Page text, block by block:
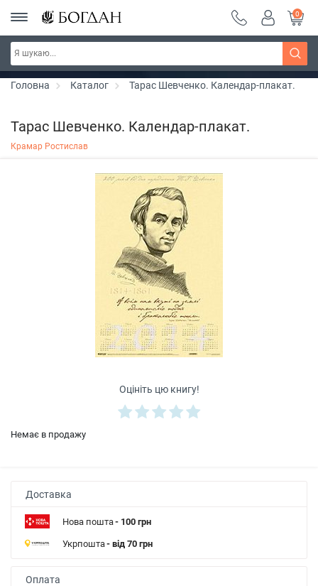
Серія "Чейзіана" ~ знижка 20%
0
Головна Каталог Тарас Шевченко. Календар-плакат.
Тарас Шевченко. Календар-плакат.
Крамар Ростислав
Оцініть цю книгу!
Немає в продажу
Доставка
Нова пошта- 100 грн
Укрпошта- від 70 грн
Оплата